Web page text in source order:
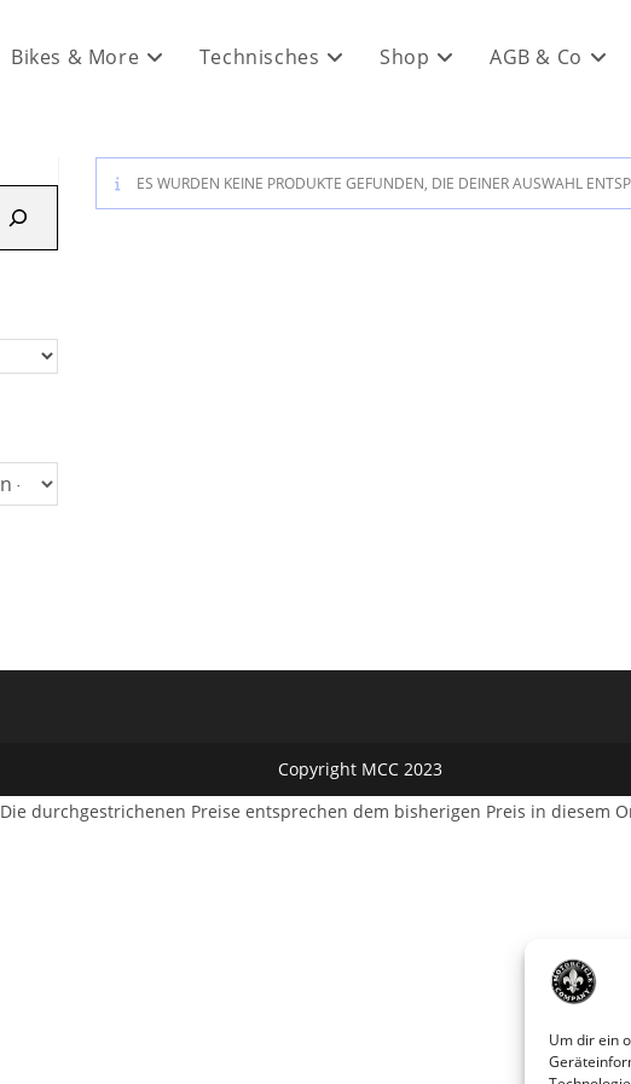
Um dir ein
Bikes & More Technisches Shop AGB & Co
ES WURDEN KEINE PRODUKTE GEFUNDEN, DIE DEINER AUSWAHL
Copyright MCC 2023
Die durchgestrichenen Preise entsprechen dem bisherigen Preis in diesem